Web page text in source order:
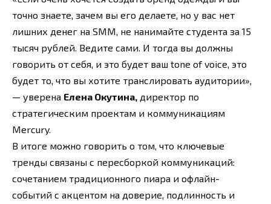
точно знаете, зачем вы его делаете, но у вас нет
лишних денег на SMM, не нанимайте студента за 15
тысяч рублей. Ведите сами. И тогда вы должны
говорить от себя, и это будет ваш tone of voice, это
будет то, что вы хотите транслировать аудитории»,
— уверена Елена Окутина, директор по
стратегическим проектам и коммуникациям
Mercury.
В итоге можно говорить о том, что ключевые
тренды связаны с пересборкой коммуникаций:
сочетанием традиционного пиара и офлайн-
событий с акцентом на доверие, подлинность и